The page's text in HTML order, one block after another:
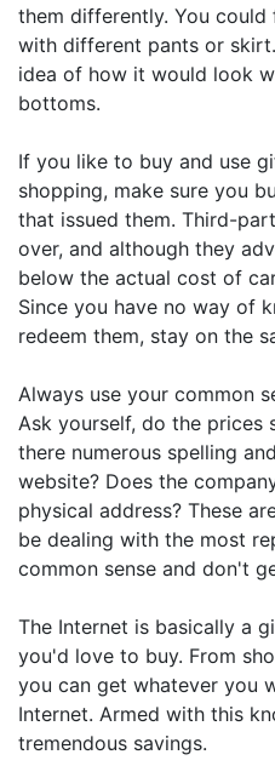
them differently. You
with different pants or
idea of how it would look
bottoms.
If you like to buy and use
shopping, make sure you
that issued them. Third-
over, and although they
below the actual cost of
Since you have no way of
redeem them, stay on the
Always use your common
Ask yourself, do the prices
there numerous spelling
website? Does the
physical address? These
be dealing with the most
common sense and don't
The Internet is basically a
you'd love to buy. From
you can get whatever you
Internet. Armed with this
tremendous savings.